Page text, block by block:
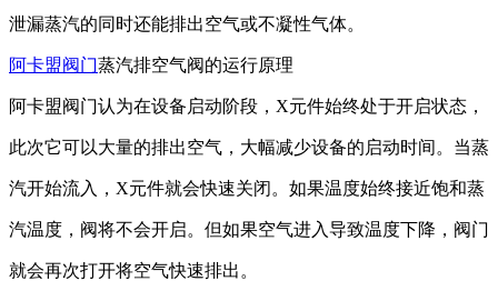
泄漏蒸汽的同时还能排出空气或不凝性气体。
阿卡盟阀门蒸汽排空气阀的运行原理
阿卡盟阀门认为在设备启动阶段， X元件始终处于开启状态，
此次它可以大量的排出空气，大幅减少设备的启动时间。当蒸
汽开始流入，X元件就会快速关闭。如果温度始终接近饱和蒸
汽温度，阀将不会开启。但如果空气进入导致温度下降，阀门
就会再次打开将空气快速排出。